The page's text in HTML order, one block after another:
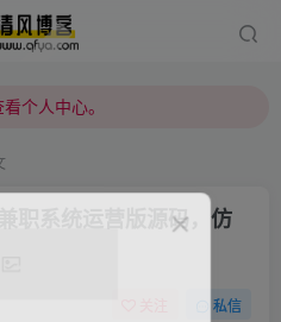
个人中心。
个人中心。
职系统运营版源码，仿
私信